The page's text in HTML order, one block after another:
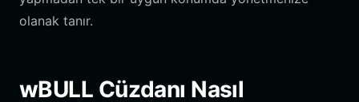
olanak tanır.
wBULL Cüzdanı Nasıl